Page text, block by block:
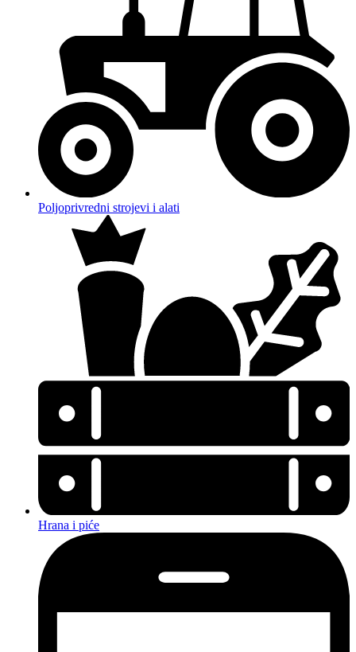
Poljoprivredni strojevi i alati
Hrana i piće